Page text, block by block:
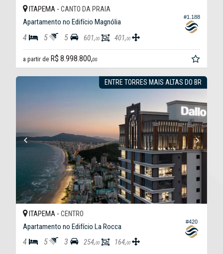
#1.188
ITAPEMA - CANTO DA PRAIA
Apartamento no Edifício Magnólia
4 5 5 601,00 401,00
a partir de R$ 8.998.800,00
ENTRE TORRES MAIS ALTAS DO BR
#420
ITAPEMA - CENTRO
Apartamento no Edifício La Rocca
4 5 3 254,00 164,00